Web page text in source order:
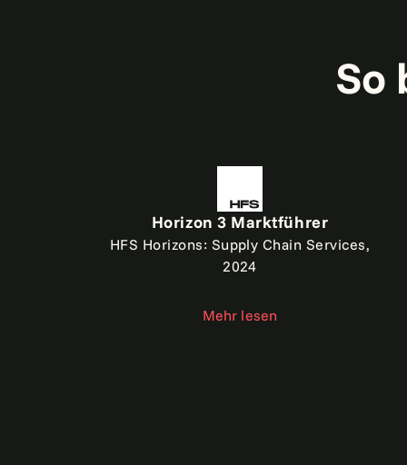
So
Horizon 3 Marktführer
HFS Horizons: Supply Chain Services,
2024
Mehr lesen